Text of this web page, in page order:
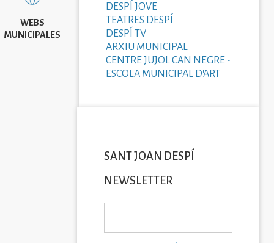
WEBS
MUNICIPALES
DESPÍ JOVE
TEATRES DESPÍ
DESPÍ TV
ARXIU MUNICIPAL
CENTRE JUJOL CAN NEGRE -
ESCOLA MUNICIPAL D'ART
SANT JOAN DESPÍ
NEWSLETTER